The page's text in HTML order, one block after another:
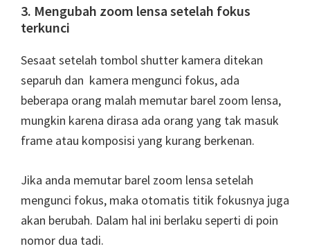
3. Mengubah zoom lensa setelah fokus
terkunci
Sesaat setelah tombol shutter kamera ditekan
separuh dan kamera mengunci fokus, ada
beberapa orang malah memutar barel zoom lensa,
mungkin karena dirasa ada orang yang tak masuk
frame atau komposisi yang kurang berkenan.
Jika anda memutar barel zoom lensa setelah
mengunci fokus, maka otomatis titik fokusnya juga
akan berubah. Dalam hal ini berlaku seperti di poin
nomor dua tadi.